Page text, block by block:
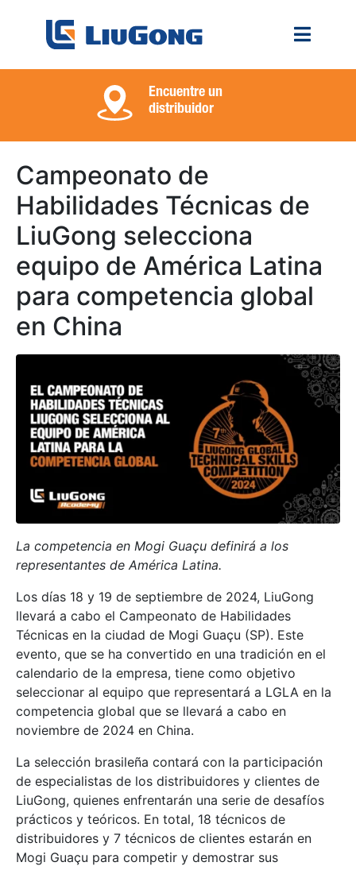
Encuentre un
distribuidor
Campeonato de
Habilidades Técnicas de
LiuGong selecciona
equipo de América Latina
para competencia global
en China
La competencia en Mogi Guaçu definirá a los
representantes de América Latina.
Los días 18 y 19 de septiembre de 2024, LiuGong
llevará a cabo el Campeonato de Habilidades
Técnicas en la ciudad de Mogi Guaçu (SP). Este
evento, que se ha convertido en una tradición en el
calendario de la empresa, tiene como objetivo
seleccionar al equipo que representará a LGLA en la
competencia global que se llevará a cabo en
noviembre de 2024 en China.
La selección brasileña contará con la participación
de especialistas de los distribuidores y clientes de
LiuGong, quienes enfrentarán una serie de desafíos
prácticos y teóricos. En total, 18 técnicos de
distribuidores y 7 técnicos de clientes estarán en
Mogi Guaçu para competir y demostrar sus